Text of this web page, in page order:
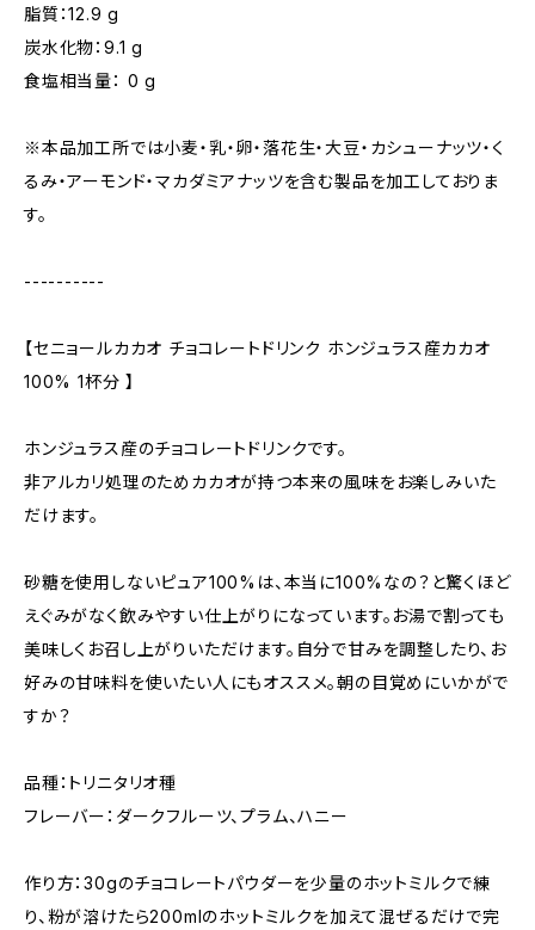
脂質：12.9 g
炭水化物：9.1 g
食塩相当量： 0 g
※本品加⼯所では⼩⻨・乳・卵・落花⽣・大豆・カシューナッツ・く
るみ・アーモンド・マカダミアナッツを含む製品を加⼯しておりま
す。
----------
【セニョールカカオ チョコレートドリンク ホンジュラス産カカオ
100% 1杯分 】
ホンジュラス産のチョコレートドリンクです。
非アルカリ処理のためカカオが持つ本来の風味をお楽しみいた
だけます。
砂糖を使用しないピュア100%は、本当に100%なの？と驚くほど
えぐみがなく飲みやすい仕上がりになっています。お湯で割っても
美味しくお召し上がりいただけます。自分で甘みを調整したり、お
好みの甘味料を使いたい人にもオススメ。朝の目覚めにいかがで
すか？
品種：トリニタリオ種
フレーバー：ダークフルーツ、プラム、ハニー
作り方：30gのチョコレートパウダーを少量のホットミルクで練
り、粉が溶けたら200mlのホットミルクを加えて混ぜるだけで完